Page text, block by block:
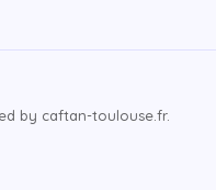
by caftan-toulouse.fr.